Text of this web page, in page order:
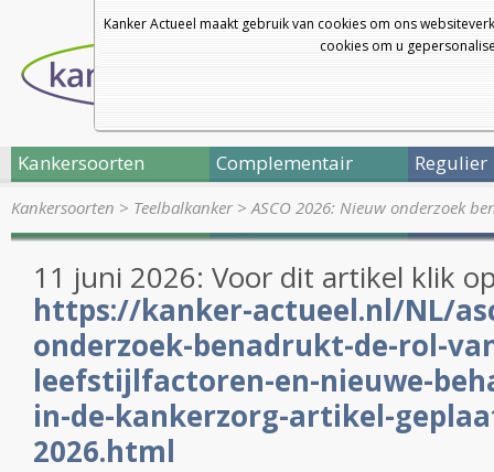
Kanker Actueel maakt gebruik van cookies om ons
cookies om u
Kankersoorten Complementair Regulier
Kankersoorten > Teelbalkanker>ASCO 2026: Nieuw onderzoek
11 juni 2026: Voor dit artikel klik
https://kanker-actueel.nl/NL/
onderzoek-benadrukt-de-rol-
leefstijlfactoren-en-nieuwe-
in-de-kankerzorg-artikel-
2026.html